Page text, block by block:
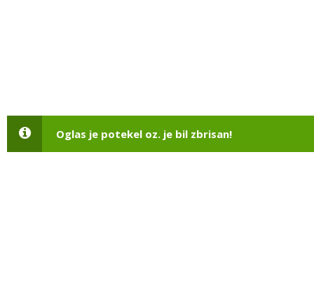
Oglas je potekel oz. je bil zbrisan!